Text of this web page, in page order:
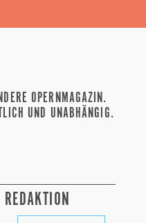
OPERNMAGAZIN.
UND UNABHÄNGIG.
REDAKTION